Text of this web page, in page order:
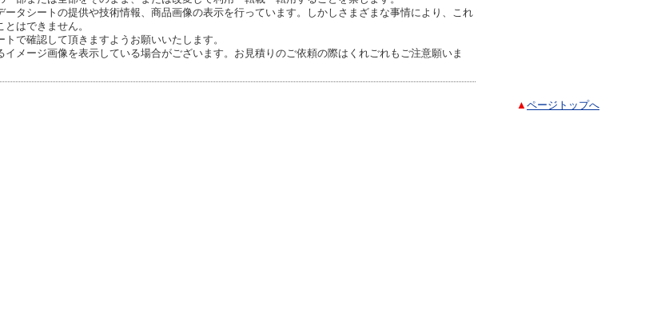
タシートの提供や技術情報、商品画像の表示を行っています。しかしさまざまな事情により、これ
はできません。
で確認して頂きますようお願いいたします。
メージ画像を表示している場合がございます。お見積りのご依頼の際はくれごれもご注意願いま
▲ ページトップへ